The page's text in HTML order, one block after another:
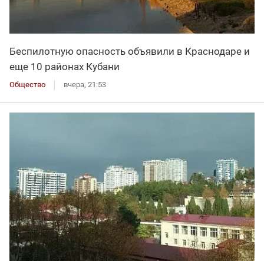
Беспилотную опасность объявили в Краснодаре и
еще 10 районах Кубани
Общество вчера, 21:53